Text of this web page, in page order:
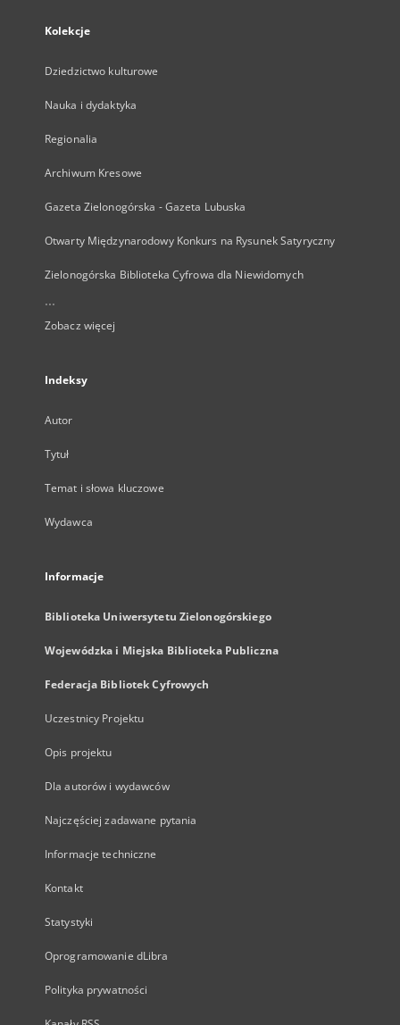
Kolekcje
Dziedzictwo kulturowe
Nauka i dydaktyka
Regionalia
Archiwum Kresowe
Gazeta Zielonogórska - Gazeta Lubuska
Otwarty Międzynarodowy Konkurs na Rysunek Satyryczny
Zielonogórska Biblioteka Cyfrowa dla Niewidomych
...
Zobacz więcej
Indeksy
Autor
Tytuł
Temat i słowa kluczowe
Wydawca
Informacje
Biblioteka Uniwersytetu Zielonogórskiego
Wojewódzka i Miejska Biblioteka Publiczna
Federacja Bibliotek Cyfrowych
Uczestnicy Projektu
Opis projektu
Dla autorów i wydawców
Najczęściej zadawane pytania
Informacje techniczne
Kontakt
Statystyki
Oprogramowanie dLibra
Polityka prywatności